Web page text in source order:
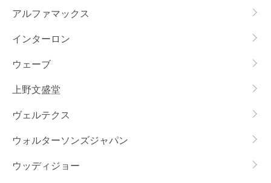
アルファマックス
インターロン
ウェーブ
上野文盛堂
ヴェルテクス
ウォルターソンズジャパン
ウッディジョー